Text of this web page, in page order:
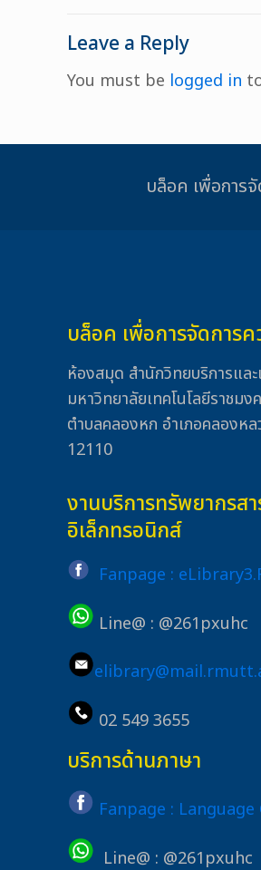
Leave a Reply
You must be logged in
บล็อค เพื่อกา
บล็อค เพื่อการจัดการ
ห้องสมุด สำนักวิทยบริการและ
มหาวิทยาลัยเทคโนโลยีราชม
ตำบลคลองหก อำเภอคลองห
12110
งานบริการทรัพยากรส
อิเล็กทรอนิกส์
Fanpage :
Line@ : @261pxuhc
02 549 3655
บริการด้านภาษา
Fanpage :
Line@ : @261pxuhc